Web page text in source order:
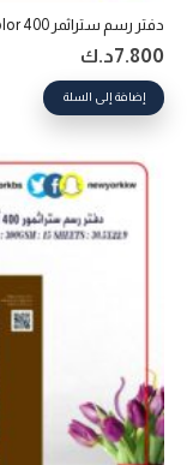
دفتر رسم ستراثمر 400 WaterColor حجم 25.4*17.8 و 300 جرام
7.800د.ك
إضافة إلى السلة